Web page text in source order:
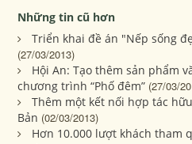
Những tin cũ hơn
Triển khai đề án "Nếp sống
(27/03/2013)
Hội An: Tạo thêm sản phẩm
chương trình “Phố đêm” (27/03/
Thêm một kết nối hợp tác
Bản (02/03/2013)
Hơn 10.000 lượt khách tham